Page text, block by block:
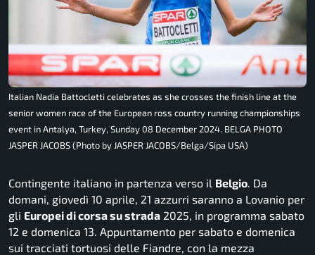
Italian Nadia Battocletti celebrates as she crosses the finish line at the
senior women race of the European ross country running championships
event in Antalya, Turkey, Sunday 08 December 2024. BELGA PHOTO
JASPER JACOBS (Photo by JASPER JACOBS/Belga/Sipa USA)
Contingente italiano in partenza verso il Belgio. Da
domani, giovedì 10 aprile, 21 azzurri saranno a Lovanio per
gli Europei di corsa su strada 2025, in programma sabato
12 e domenica 13. Appuntamento per sabato e domenica
sui tracciati tortuosi delle Fiandre, con la mezza